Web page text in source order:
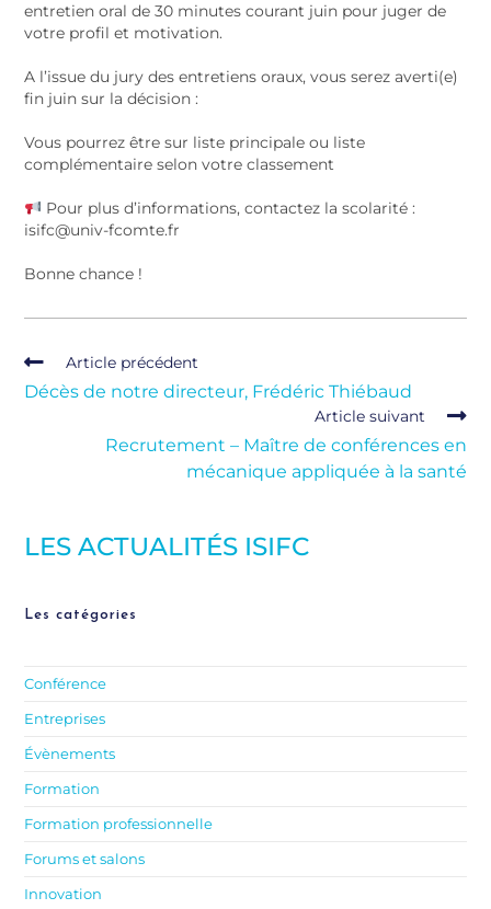
entretien oral de 30 minutes courant juin pour juger de
votre profil et motivation.
A l’issue du jury des entretiens oraux, vous serez averti(e)
fin juin sur la décision :
Vous pourrez être sur liste principale ou liste
complémentaire selon votre classement
Pour plus d’informations, contactez la scolarité :
isifc@univ-fcomte.fr
Bonne chance !
Article précédent
Décès de notre directeur, Frédéric Thiébaud
Article suivant
Recrutement – Maître de conférences en
mécanique appliquée à la santé
LES ACTUALITÉS ISIFC
Les catégories
Conférence
Entreprises
Évènements
Formation
Formation professionnelle
Forums et salons
Innovation